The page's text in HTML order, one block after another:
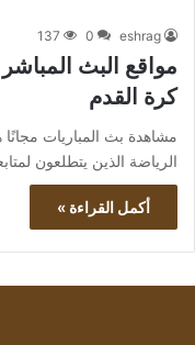
eshrag
0
137
مواقع البث
كرة القدم
مشاهدة بث المباريات
الرياضة الذين يتطلعون
أكمل القراءة »